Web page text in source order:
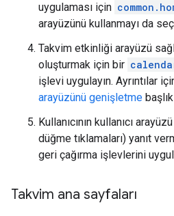
uygulaması için
arayüzünü kullanmayı da
Takvim etkinliği arayüzü
oluşturmak için bir
işlevi uygulayın. Ayrıntılar
arayüzünü genişletme
Kullanıcının kullanıcı
düğme tıklamaları) yanıt
geri çağırma işlevlerini
Takvim ana sayfaları